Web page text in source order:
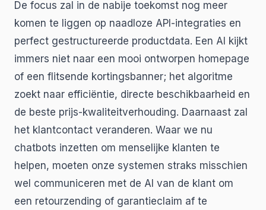
De focus zal in de nabije toekomst nog meer
komen te liggen op naadloze API-integraties en
perfect gestructureerde productdata. Een AI kijkt
immers niet naar een mooi ontworpen homepage
of een flitsende kortingsbanner; het algoritme
zoekt naar efficiëntie, directe beschikbaarheid en
de beste prijs-kwaliteitverhouding. Daarnaast zal
het klantcontact veranderen. Waar we nu
chatbots inzetten om menselijke klanten te
helpen, moeten onze systemen straks misschien
wel communiceren met de AI van de klant om
een retourzending of garantieclaim af te